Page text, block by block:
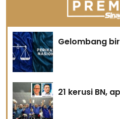
Gelombang
21 kerusi BN,